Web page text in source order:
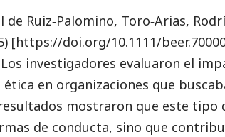
Ruiz‐Palomino, Toro‐Arias,
[https://doi.org/10.1111/
investigadores evaluaron el
en organizaciones que
mostraron que este tipo
de conducta, sino que